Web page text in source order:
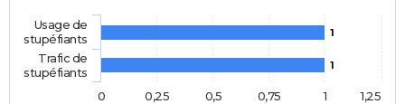
1
1
Usage de
stupéfiants
Trafic de
stupéfiants
0
1
0,25 0,5 0,75 1,25